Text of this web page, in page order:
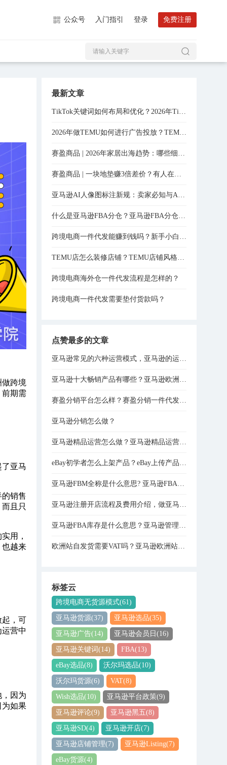
公众号 入门指引 登录 免费注册
跨境
前期需
亚马
销售
且只
用，
也越来
起，可
营中
因为
如果
最新文章
TikTok关键词如何布局和优化？2026年TikTok关键词优化实操分享！
2026年做TEMU如何进行广告投放？TEMU投放技巧全程分享！
赛盈商品 | 2026年家居出海趋势：哪些细分赛道还有入场机会？
赛盈商品 | 一块地垫赚3倍差价？有人在亚马逊上闷声干了将近15000单
亚马逊AI人像图标注新规：卖家必知与AI工具实战指南
什么是亚马逊FBA分仓？亚马逊FBA分仓怎么处理？
跨境电商一件代发能赚到钱吗？新手小白实操路径全程分享！
TEMU店怎么装修店铺？TEMU店铺风格装修技巧分享！
跨境电商海外仓一件代发流程是怎样的？
跨境电商一件代发需要垫付货款吗？
点赞最多的文章
亚马逊常见的六种运营模式，亚马逊的运营模式总结！
亚马逊十大畅销产品有哪些？亚马逊欧洲站热销产品排行榜！
赛盈分销平台怎么样？赛盈分销一件代发模式分享！
亚马逊分销怎么做？
亚马逊精品运营怎么做？亚马逊精品运营思路分享
eBay初学者怎么上架产品？eBay上传产品的详细步骤分享
亚马逊FBM全称是什么意思? 亚马逊FBA和FBM模式的区别
亚马逊注册开店流程及费用介绍，做亚马逊需要多少资金？
亚马逊FBA库存是什么意思？亚马逊管理库存与管理FBA库存的关系是什么？
欧洲站自发货需要VAT吗？亚马逊欧洲站VAT注册费用是多少？
标签云
跨境电商无货源模式(61)
亚马逊货源(37) 亚马逊选品(35)
亚马逊广告(14) 亚马逊会员日 (16)
亚马逊关键词 (14) FBA(13)
eBay选品(8) 沃尔玛选品(10)
沃尔玛货源(6) VAT(8)
Wish选品(10) 亚马逊平台政策(9)
亚马逊评论(9) 亚马逊黑五(8)
亚马逊SD(4) 亚马逊开店(7)
亚马逊店铺管理(7) 亚马逊Listing(7)
eBay货源(4)